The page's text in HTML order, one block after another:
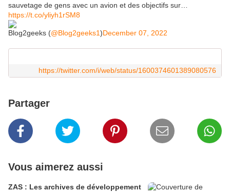
sauvetage de gens avec un avion et des objectifs sur…
https://t.co/yliyh1rSM8
Blog2geeks (@Blog2geeks1)December 07, 2022
https://twitter.com/i/web/status/1600374601389080576
Partager
Vous aimerez aussi
ZAS : Les archives de développement